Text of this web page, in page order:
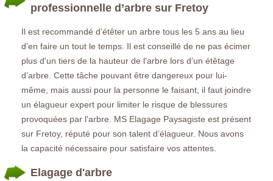
professionnelle d’arbre sur Fretoy
Il est recommandé d’étêter un arbre tous les 5 ans au lieu
d’en faire un tout le temps. Il est conseillé de ne pas écimer
plus d'un tiers de la hauteur de l'arbre lors d’un étêtage
d’arbre. Cette tâche pouvant être dangereux pour lui-
même, mais aussi pour la personne le faisant, il faut joindre
un élagueur expert pour limiter le risque de blessures
provoquées par l'arbre. MS Elagage Paysagiste est présent
sur Fretoy, réputé pour son talent d’élagueur. Nous avons
la capacité nécessaire pour satisfaire vos attentes.
Elagage d'arbre